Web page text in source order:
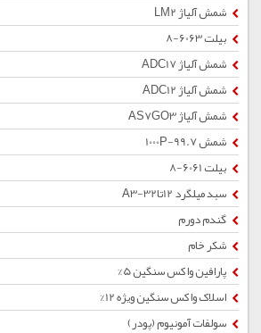
شمش آلیاژ LM2
بیلت 6063-8
شمش آلیاژ ADC17
شمش آلیاژ ADC12
شمش آلیاژ AS7GO3
شمش 1000P-99.7
بیلت 6061-8
سبد میلگرد 12تا32-A3
گندم دورم
شکر خام
پارافین واکس سنگین 5%
اسلاک واکس سنگین ویژه 12%
سولفات آمونیوم (پودر)